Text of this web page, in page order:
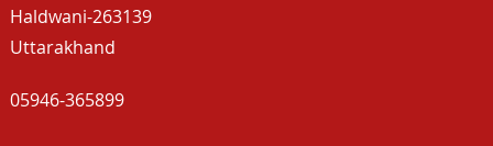
Haldwani-263139
Uttarakhand
05946-365899